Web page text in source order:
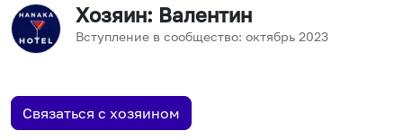
Хозяин: Валентин
Вступление в сообщество: октябрь 2023
Связаться с хозяином